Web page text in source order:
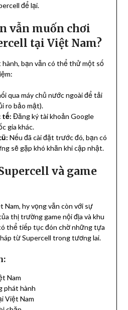
để lại.
vẫn muốn chơi
tại Việt Nam?
bạn vẫn có thể thử một số
qua máy chủ nước ngoài để tải
ro bảo mật).
tế: Đăng ký tài khoản Google
gia khác.
Nếu đã cài đặt trước đó, bạn có
sẽ gặp khó khăn khi cập nhật.
và game
Nam, hy vọng vẫn còn với sự
thị trường game nội địa và khu
thể tiếp tục đón chờ những tựa
từ Supercell trong tương lai.
Nam
phát hành
Việt Nam